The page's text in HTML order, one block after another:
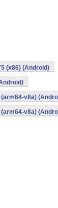
(x86) (Android)
v8a)
v8a)